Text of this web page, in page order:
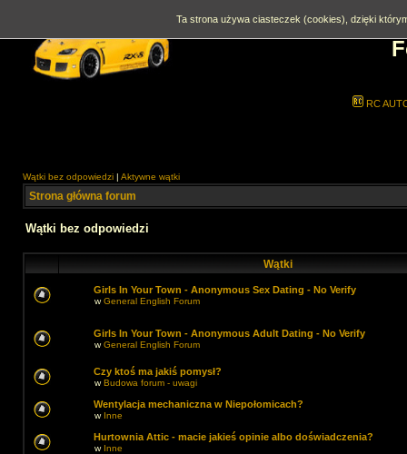
RC
Wątki bez odpowiedzi | Aktywne wątki
Strona główna forum
Wątki bez odpowiedzi
Wątki
Girls In Your Town - Anonymous Sex Dating - No Verify
wGeneral English Forum
Girls In Your Town - Anonymous Adult Dating - No Verify
wGeneral English Forum
Czy ktoś ma jakiś pomysł?
wBudowa forum - uwagi
Wentylacja mechaniczna w Niepołomicach?
w Inne
Hurtownia Attic - macie jakieś opinie albo doświadczenia?
w Inne
Ta strona używa ciasteczek (cookies), dzięki